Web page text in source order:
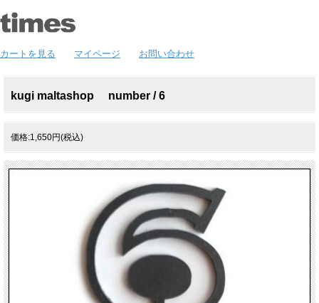
カートを見る マイページ お問い合わせ
kugi maltashop number / 6
価格:1,650円(税込)